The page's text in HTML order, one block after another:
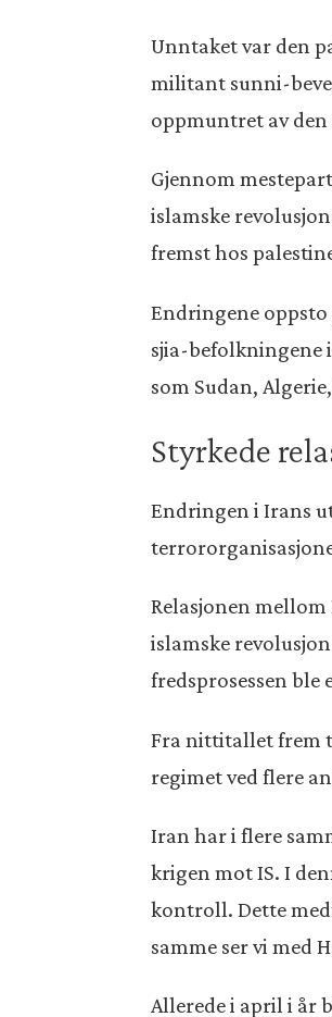
Unntaket var den
militant sunni-
oppmuntret av
Gjennom
islamske
fremst hos
Endringene
sjia-befolkningene
som Sudan,
Styrkede
Endringen i Irans
Relasjonen
islamske
fredsprosessen ble
Fra nittitallet frem
regimet ved flere
Iran har i flere
krigen mot IS. I
kontroll. Dette
samme ser vi med
Allerede i april i år